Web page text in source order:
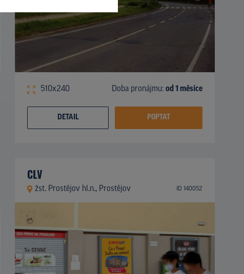
510x240 Doba pronájmu: od 1 měsíce
DETAIL POPTAT
CLV
žst. Prostějov hl.n., Prostějov ID 140052